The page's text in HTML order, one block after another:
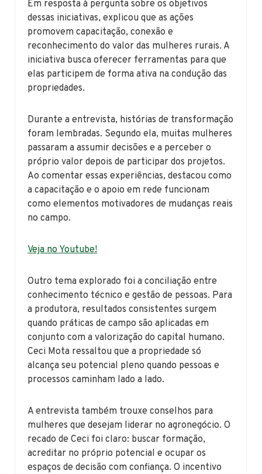
Em resposta à pergunta sobre os objetivos
dessas iniciativas, explicou que as ações
promovem capacitação, conexão e
reconhecimento do valor das mulheres rurais. A
iniciativa busca oferecer ferramentas para que
elas participem de forma ativa na condução das
propriedades.
Durante a entrevista, histórias de transformação
foram lembradas. Segundo ela, muitas mulheres
passaram a assumir decisões e a perceber o
próprio valor depois de participar dos projetos.
Ao comentar essas experiências, destacou como
a capacitação e o apoio em rede funcionam
como elementos motivadores de mudanças reais
no campo.
Veja no Youtube!
Outro tema explorado foi a conciliação entre
conhecimento técnico e gestão de pessoas. Para
a produtora, resultados consistentes surgem
quando práticas de campo são aplicadas em
conjunto com a valorização do capital humano.
Ceci Mota ressaltou que a propriedade só
alcança seu potencial pleno quando pessoas e
processos caminham lado a lado.
A entrevista também trouxe conselhos para
mulheres que desejam liderar no agronegócio. O
recado de Ceci foi claro: buscar formação,
acreditar no próprio potencial e ocupar os
espaços de decisão com confiança. O incentivo